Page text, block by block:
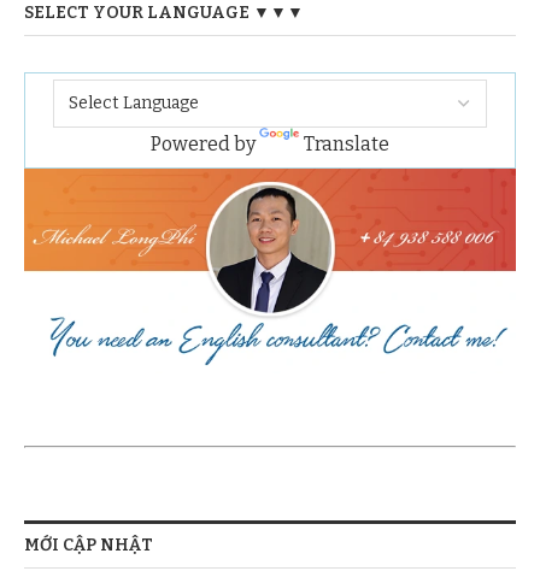
SELECT YOUR LANGUAGE ▼▼▼
Powered by Translate
MỚI CẬP NHẬT